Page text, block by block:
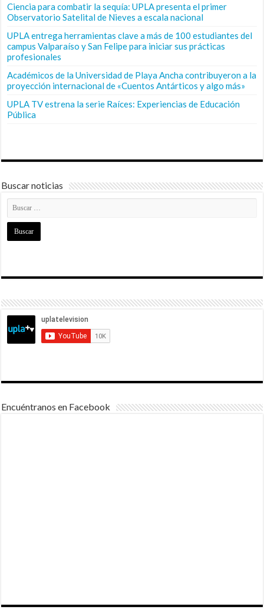
Ciencia para combatir la sequía: UPLA presenta el primer
Observatorio Satelital de Nieves a escala nacional
UPLA entrega herramientas clave a más de 100 estudiantes del
campus Valparaíso y San Felipe para iniciar sus prácticas
profesionales
Académicos de la Universidad de Playa Ancha contribuyeron a la
proyección internacional de «Cuentos Antárticos y algo más»
UPLA TV estrena la serie Raíces: Experiencias de Educación
Pública
Buscar noticias
Encuéntranos en Facebook